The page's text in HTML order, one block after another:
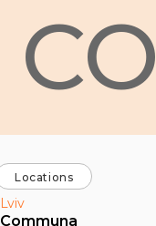
CO
Locations
Lviv
Communa